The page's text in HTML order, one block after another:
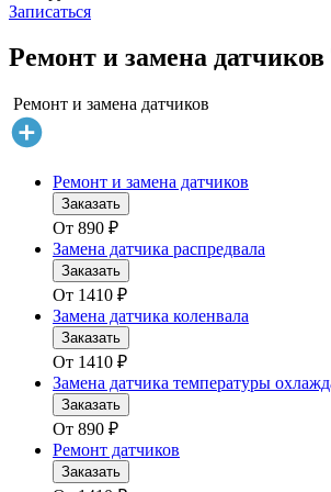
Записаться
Ремонт и замена
Ремонт и замена датчиков
Ремонт и замена датчиков
Заказать
От 890 ₽
Замена датчика распредвала
Заказать
От 1410 ₽
Замена датчика коленвала
Заказать
От 1410 ₽
Замена датчика температуры
Заказать
От 890 ₽
Ремонт датчиков
Заказать